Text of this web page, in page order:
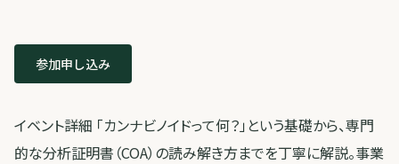
参加申し込み
イベント詳細 「カンナビノイドって何？」という基礎から、専門
的な分析証明書（COA）の読み解き方までを丁寧に解説。事業